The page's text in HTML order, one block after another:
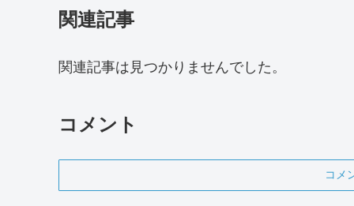
関連記事
関連記事は見つかりませんでした。
コメント
コメ